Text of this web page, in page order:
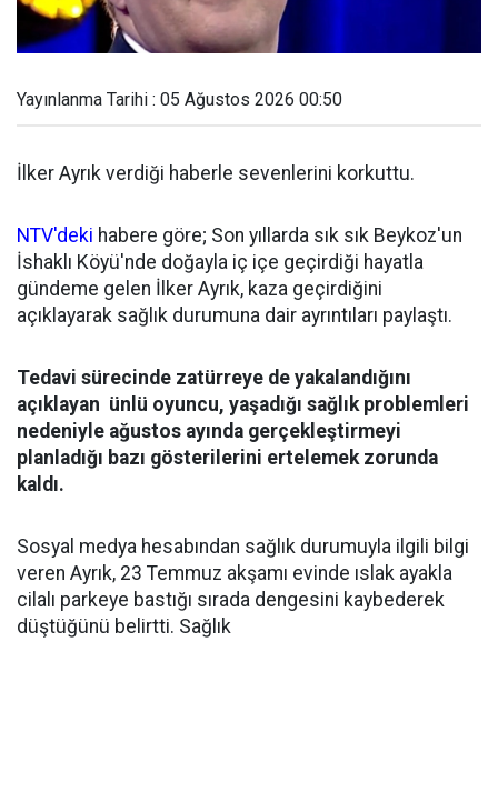
Yayınlanma Tarihi : 05 Ağustos 2026 00:50
İlker Ayrık verdiği haberle sevenlerini korkuttu.
NTV'deki habere göre; Son yıllarda sık sık Beykoz'un
İshaklı Köyü'nde doğayla iç içe geçirdiği hayatla
gündeme gelen İlker Ayrık, kaza geçirdiğini
açıklayarak sağlık durumuna dair ayrıntıları paylaştı.
Tedavi sürecinde zatürreye de yakalandığını
açıklayan ünlü oyuncu, yaşadığı sağlık problemleri
nedeniyle ağustos ayında gerçekleştirmeyi
planladığı bazı gösterilerini ertelemek zorunda
kaldı.
Sosyal medya hesabından sağlık durumuyla ilgili bilgi
veren Ayrık, 23 Temmuz akşamı evinde ıslak ayakla
cilalı parkeye bastığı sırada dengesini kaybederek
düştüğünü belirtti. Sağlık